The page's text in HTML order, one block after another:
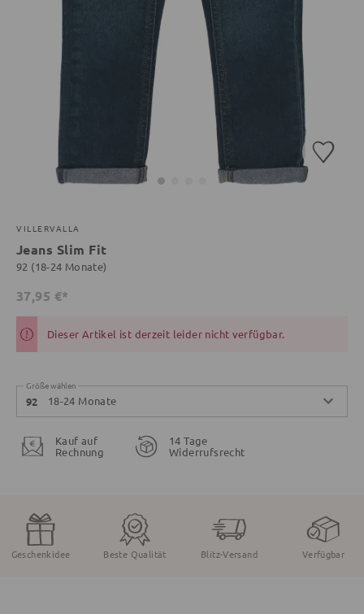
VILLERVALLA
Jeans Slim Fit
92 (18-24 Monate)
37,95 €*
Dieser Artikel ist derzeit leider nicht verfügbar.
Größe wählen
92 18-24 Monate
Kauf auf
Rechnung
14 Tage
Widerrufsrecht
Geschenkidee Beste Qualität Blitz-Versand Verfügbar